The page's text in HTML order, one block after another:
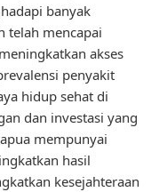
banyak
telah mencapai
akses
penyakit
hidup sehat di
dan investasi yang
mempunyai
hasil
kesejahteraan